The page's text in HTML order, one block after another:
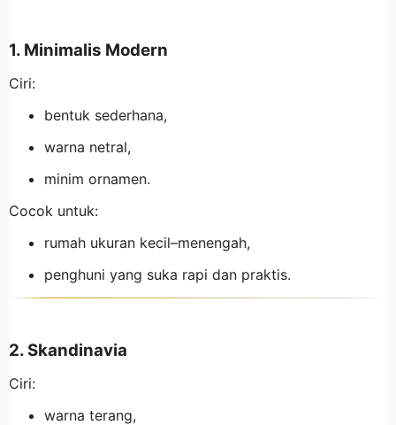
1. Minimalis Modern
Ciri:
bentuk sederhana,
warna netral,
minim ornamen.
Cocok untuk:
rumah ukuran kecil–menengah,
penghuni yang suka rapi dan praktis.
2. Skandinavia
Ciri:
warna terang,